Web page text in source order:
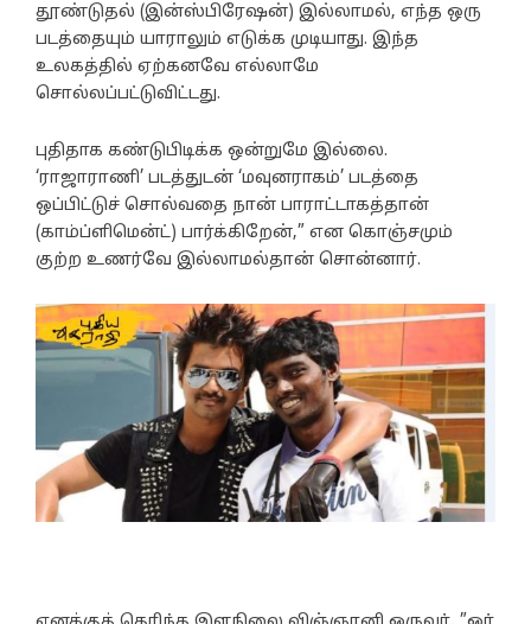
தூண்டுதல் (இன்ஸ்பிரேஷன்) இல்லாமல், எந்த ஒரு
படத்தையும் யாராலும் எடுக்க முடியாது. இந்த
உலகத்தில் ஏற்கனவே எல்லாமே
சொல்லப்பட்டுவிட்டது.
புதிதாக கண்டுபிடிக்க ஒன்றுமே இல்லை.
‘ராஜாராணி’ படத்துடன் ‘மவுனராகம்’ படத்தை
ஒப்பிட்டுச் சொல்வதை நான் பாராட்டாகத்தான்
(காம்ப்ளிமென்ட்) பார்க்கிறேன்,” என கொஞ்சமும்
குற்ற உணர்வே இல்லாமல்தான் சொன்னார்.